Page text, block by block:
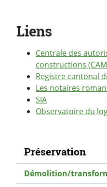
Liens
Centrale des
constructions
Registre cantonal
Les notaires
SIA
Observatoire du
Navigation
Préservation
Démolition/